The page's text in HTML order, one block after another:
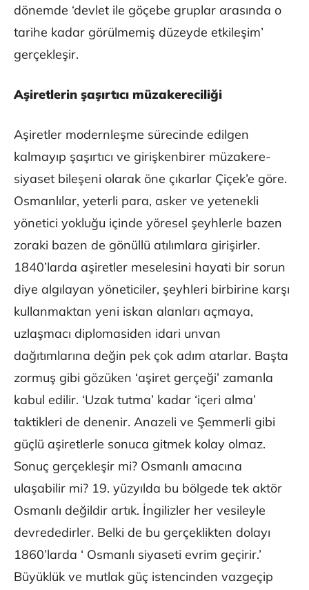
dönemde ‘devlet ile göçebe gruplar arasında o
tarihe kadar görülmemiş düzeyde etkileşim’
gerçekleşir.
Aşiretlerin şaşırtıcı müzakereciliği
Aşiretler modernleşme sürecinde edilgen
kalmayıp şaşırtıcı ve girişkenbirer müzakere-
siyaset bileşeni olarak öne çıkarlar Çiçek’e göre.
Osmanlılar, yeterli para, asker ve yetenekli
yönetici yokluğu içinde yöresel şeyhlerle bazen
zoraki bazen de gönüllü atılımlara girişirler.
1840’larda aşiretler meselesini hayati bir sorun
diye algılayan yöneticiler, şeyhleri birbirine karşı
kullanmaktan yeni iskan alanları açmaya,
uzlaşmacı diplomasiden idari unvan
dağıtımlarına değin pek çok adım atarlar. Başta
zormuş gibi gözüken ‘aşiret gerçeği’ zamanla
kabul edilir. ‘Uzak tutma’ kadar ‘içeri alma’
taktikleri de denenir. Anazeli ve Şemmerli gibi
güçlü aşiretlerle sonuca gitmek kolay olmaz.
Sonuç gerçekleşir mi? Osmanlı amacına
ulaşabilir mi? 19. yüzyılda bu bölgede tek aktör
Osmanlı değildir artık. İngilizler her vesileyle
devrededirler. Belki de bu gerçeklikten dolayı
1860’larda ‘ Osmanlı siyaseti evrim geçirir.’
Büyüklük ve mutlak güç istencinden vazgeçip